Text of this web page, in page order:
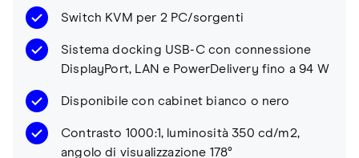
Switch KVM per 2 PC/sorgenti
Sistema docking USB-C con connessione
DisplayPort, LAN e PowerDelivery fino a 94 W
Disponibile con cabinet bianco o nero
Contrasto 1000:1, luminosità 350 cd/m2,
angolo di visualizzazione 178°